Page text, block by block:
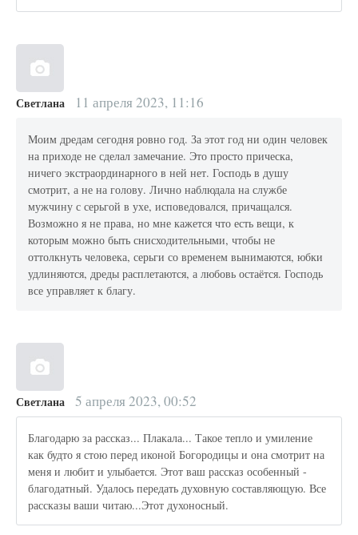
Светлана 11 апреля 2023, 11:16
Моим дредам сегодня ровно год. За этот год ни один человек
на приходе не сделал замечание. Это просто прическа,
ничего экстраординарного в ней нет. Господь в душу
смотрит, а не на голову. Лично наблюдала на службе
мужчину с серьгой в ухе, исповедовался, причащался.
Возможно я не права, но мне кажется что есть вещи, к
которым можно быть снисходительными, чтобы не
оттолкнуть человека, серьги со временем вынимаются, юбки
удлиняются, дреды расплетаются, а любовь остаётся. Господь
все управляет к благу.
Светлана 5 апреля 2023, 00:52
Благодарю за рассказ... Плакала... Такое тепло и умиление
как будто я стою перед иконой Богородицы и она смотрит на
меня и любит и улыбается. Этот ваш рассказ особенный -
благодатный. Удалось передать духовную составляющую. Все
рассказы ваши читаю...Этот духоносный.